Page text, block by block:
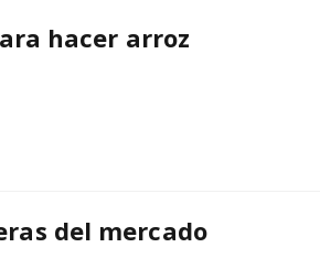
hacer arroz
del mercado